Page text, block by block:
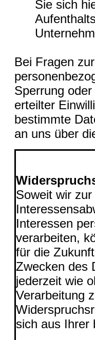
Sie sich
Bei Fragen
Sperrung
erteilter
bestimmte
an uns über
Soweit wir
Interessen
verarbeiten,
für die
Zwecken des
jederzeit wie
Verarbeitung
sich aus Ihrer